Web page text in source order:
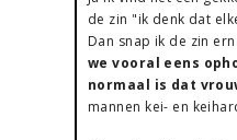
de zin "ik denk dat
Dan snap ik de zin
we vooral eens
normaal is dat
mannen kei- en